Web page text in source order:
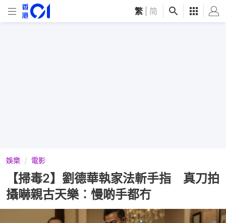
繁 简
娛樂 電影
【掃毒2】劉德華執家法斬手指 真刀拍
攝嚇親古天樂︰慢啲手都冇